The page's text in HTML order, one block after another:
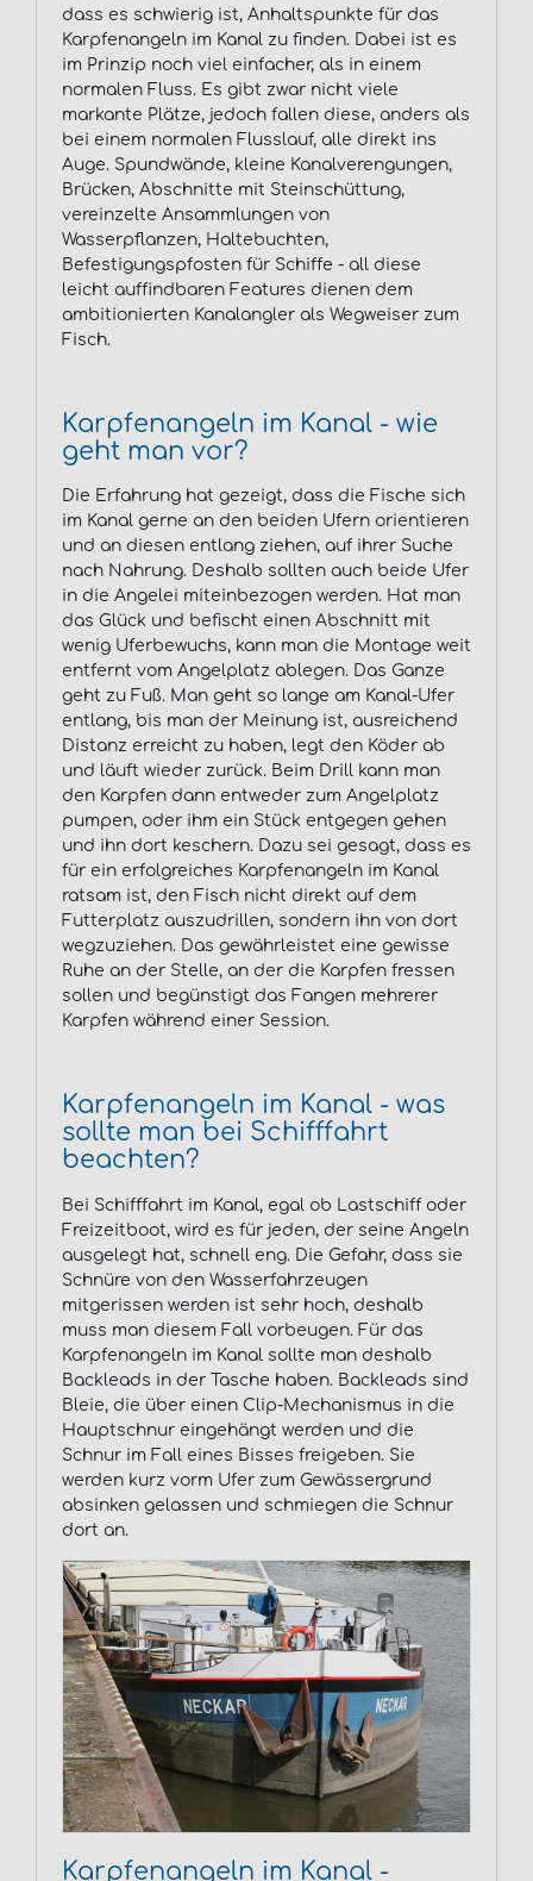
dass es schwierig ist, Anhaltspunkte für das
Karpfenangeln im Kanal zu finden. Dabei ist es
im Prinzip noch viel einfacher, als in einem
normalen Fluss. Es gibt zwar nicht viele
markante Plätze, jedoch fallen diese, anders als
bei einem normalen Flusslauf, alle direkt ins
Auge. Spundwände, kleine Kanalverengungen,
Brücken, Abschnitte mit Steinschüttung,
vereinzelte Ansammlungen von
Wasserpflanzen, Haltebuchten,
Befestigungspfosten für Schiffe - all diese
leicht auffindbaren Features dienen dem
ambitionierten Kanalangler als Wegweiser zum
Fisch.
Karpfenangeln im Kanal - wie
geht man vor?
Die Erfahrung hat gezeigt, dass die Fische sich
im Kanal gerne an den beiden Ufern orientieren
und an diesen entlang ziehen, auf ihrer Suche
nach Nahrung. Deshalb sollten auch beide Ufer
in die Angelei miteinbezogen werden. Hat man
das Glück und befischt einen Abschnitt mit
wenig Uferbewuchs, kann man die Montage weit
entfernt vom Angelplatz ablegen. Das Ganze
geht zu Fuß. Man geht so lange am Kanal-Ufer
entlang, bis man der Meinung ist, ausreichend
Distanz erreicht zu haben, legt den Köder ab
und läuft wieder zurück. Beim Drill kann man
den Karpfen dann entweder zum Angelplatz
pumpen, oder ihm ein Stück entgegen gehen
und ihn dort keschern. Dazu sei gesagt, dass es
für ein erfolgreiches Karpfenangeln im Kanal
ratsam ist, den Fisch nicht direkt auf dem
Futterplatz auszudrillen, sondern ihn von dort
wegzuziehen. Das gewährleistet eine gewisse
Ruhe an der Stelle, an der die Karpfen fressen
sollen und begünstigt das Fangen mehrerer
Karpfen während einer Session.
Karpfenangeln im Kanal - was
sollte man bei Schifffahrt
beachten?
Bei Schifffahrt im Kanal, egal ob Lastschiff oder
Freizeitboot, wird es für jeden, der seine Angeln
ausgelegt hat, schnell eng. Die Gefahr, dass sie
Schnüre von den Wasserfahrzeugen
mitgerissen werden ist sehr hoch, deshalb
muss man diesem Fall vorbeugen. Für das
Karpfenangeln im Kanal sollte man deshalb
Backleads in der Tasche haben. Backleads sind
Bleie, die über einen Clip-Mechanismus in die
Hauptschnur eingehängt werden und die
Schnur im Fall eines Bisses freigeben. Sie
werden kurz vorm Ufer zum Gewässergrund
absinken gelassen und schmiegen die Schnur
dort an.
Karpfenangeln im Kanal -